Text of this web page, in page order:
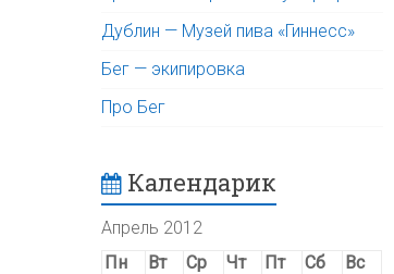
Дублин — Музей пива «Гиннесс»
Бег — экипировка
Про Бег
Календарик
Апрель 2012
Пн
Вт Ср Чт Пт Сб
Вс